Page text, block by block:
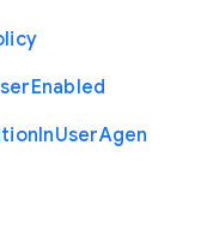
Enabled
InUserAgen